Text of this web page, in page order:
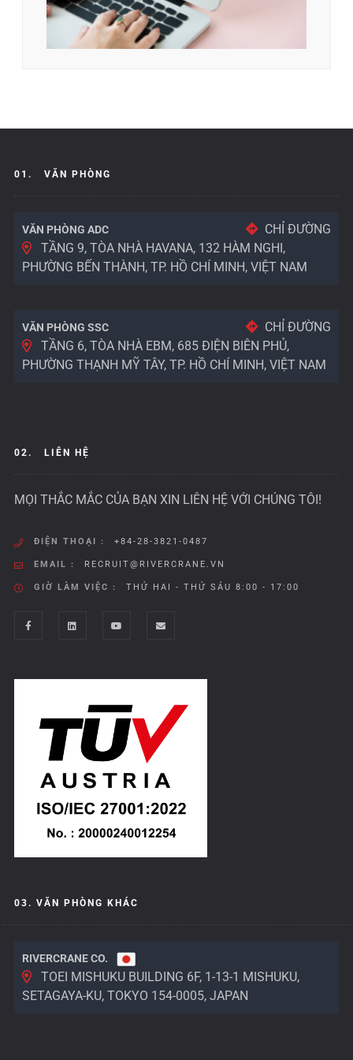
01. VĂN PHÒNG
VĂN PHÒNG ADC
CHỈ ĐƯỜNG
TẦNG 9, TÒA NHÀ HAVANA, 132 HÀM NGHI,
PHƯỜNG BẾN THÀNH, TP. HỒ CHÍ MINH, VIỆT NAM
VĂN PHÒNG SSC
CHỈ ĐƯỜNG
TẦNG 6, TÒA NHÀ EBM, 685 ĐIỆN BIÊN PHỦ,
PHƯỜNG THẠNH MỸ TÂY, TP. HỒ CHÍ MINH, VIỆT NAM
02. LIÊN HỆ
MỌI THẮC MẮC CỦA BẠN XIN LIÊN HỆ VỚI CHÚNG TÔI!
ĐIỆN THOẠI : +84-28-3821-0487
EMAIL : RECRUIT@RIVERCRANE.VN
GIỜ LÀM VIỆC : THỨ HAI - THỨ SÁU 8:00 - 17:00
03. VĂN PHÒNG KHÁC
RIVERCRANE CO.
TOEI MISHUKU BUILDING 6F, 1-13-1 MISHUKU,
SETAGAYA-KU, TOKYO 154-0005, JAPAN